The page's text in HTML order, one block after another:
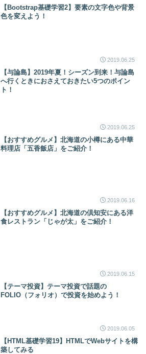
【Bootstrap基礎学習2】要素の文字色や背景
色を変えよう！
2019.06.25
【与論島】2019年夏！シーズン到来！与論島
へ行くときにおさえておきたい5つのポイン
ト！
2019.06.25
【おすすめグルメ】北海道の小樽にある中華
料理店「五香飯店」をご紹介！
2019.06.16
【おすすめグルメ】北海道の倶知安にある洋
食レストラン「じゃが太」をご紹介！
2019.06.15
【テーマ投資】テーマ投資で話題の
FOLIO（フォリオ）で投資を始めよう！
2019.06.05
【HTML基礎学習19】HTMLでWebサイトを構
築してみる